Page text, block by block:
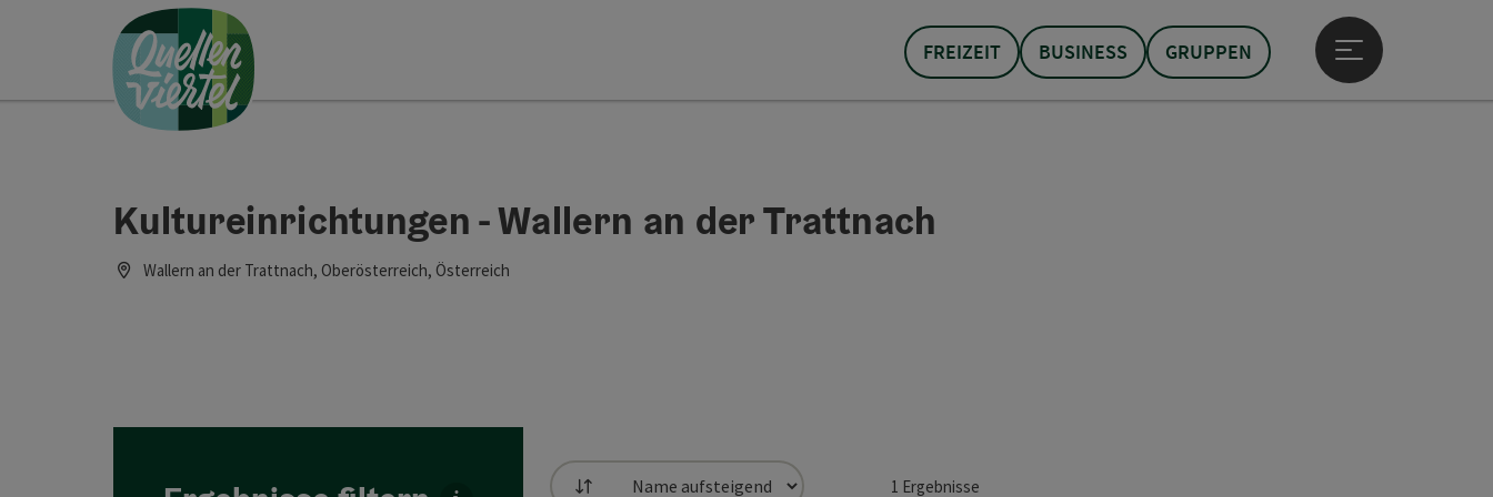
Zum InhaltAccesskey
[0]
Zur NavigationAccesskey
Zum Seitenanfang Accesskey
FREIZEIT BUSINESS GRUPPEN
Hauptmenü öffnen
Kultureinrichtungen - Wallern an der Trattnach
Wallern an der Trattnach, Oberösterreich, Österreich
1 Ergebnisse